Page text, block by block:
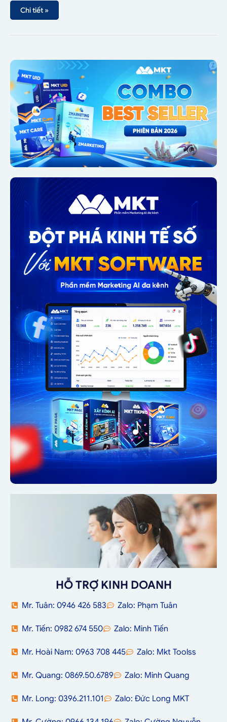
Chi tiết »
HỖ TRỢ KINH DOANH
Mr. Tuân: 0946 426 583 Zalo: Phạm Tuân
Mr. Tiến: 0982 674 550 Zalo: Minh Tiến
Mr. Hoài Nam: 0963 708 445 Zalo: Mkt Toolss
Mr. Quang: 0869.50.6789 Zalo: Minh Quang
Mr. Long: 0396.211.101 Zalo: Đức Long MKT